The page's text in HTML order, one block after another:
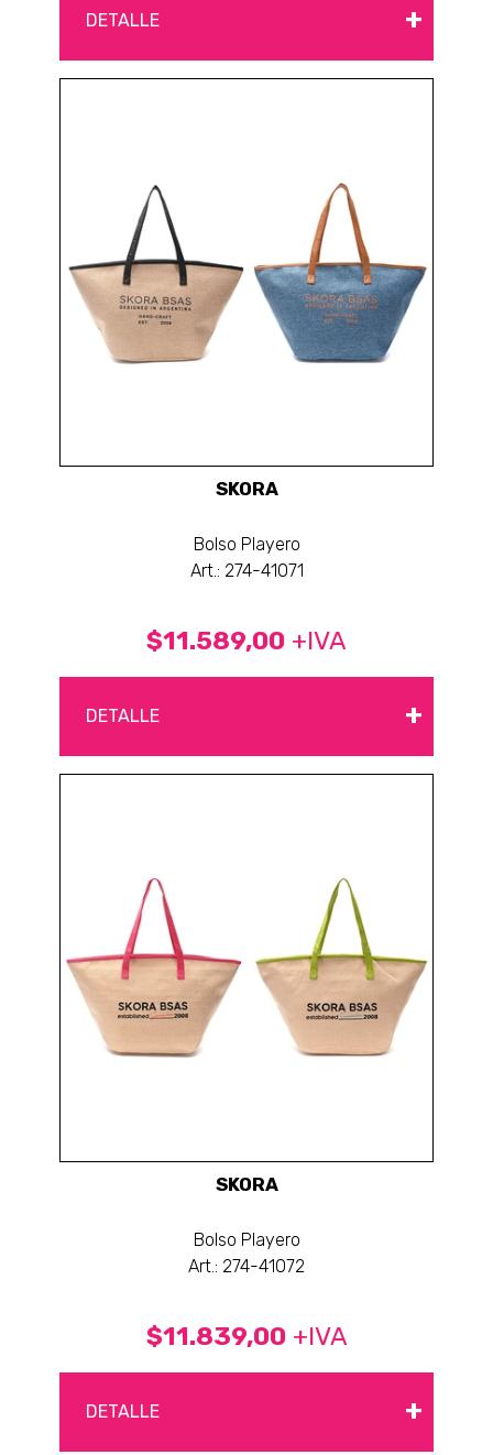
DETALLE +
SKORA
Bolso Playero
Art.: 274-41071
$11.589,00 +IVA
DETALLE +
SKORA
Bolso Playero
Art.: 274-41072
$11.839,00 +IVA
DETALLE +